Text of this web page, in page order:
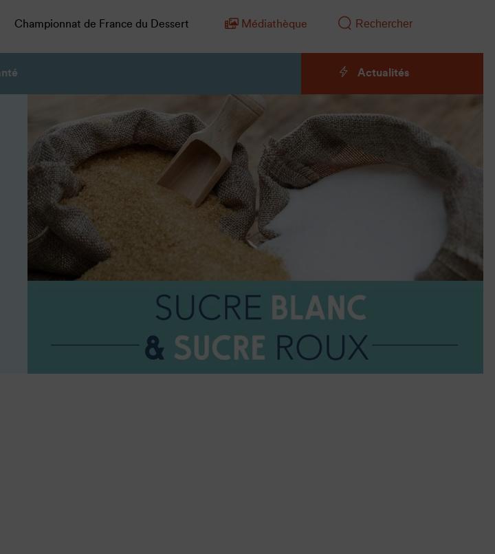
Championnat de France du Dessert Médiathèque
Actualités